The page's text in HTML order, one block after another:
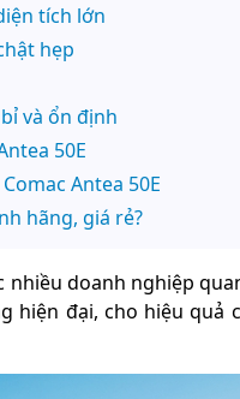
tích lớn
hẹp
và ổn định
50E
Antea 50E
hãng, giá rẻ?
nhiều doanh nghiệp
hiện đại, cho hiệu quả